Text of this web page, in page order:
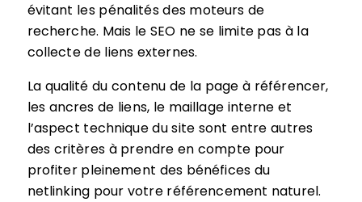
évitant les pénalités des moteurs de
recherche. Mais le SEO ne se limite pas à la
collecte de liens externes.
La qualité du contenu de la page à référencer,
les ancres de liens, le maillage interne et
l’aspect technique du site sont entre autres
des critères à prendre en compte pour
profiter pleinement des bénéfices du
netlinking pour votre référencement naturel.